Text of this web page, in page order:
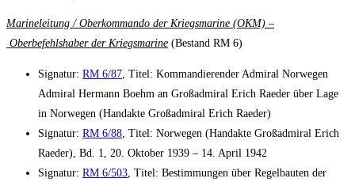
Marineleitung / Oberkommando der Kriegsmarine (OKM) –
Oberbefehlshaber der Kriegsmarine (Bestand RM 6)
Signatur: RM 6/87, Titel: Kommandierender Admiral Norwegen
Admiral Hermann Boehm an Großadmiral Erich Raeder über Lage
in Norwegen (Handakte Großadmiral Erich Raeder)
Signatur: RM 6/88, Titel: Norwegen (Handakte Großadmiral Erich
Raeder), Bd. 1, 20. Oktober 1939 – 14. April 1942
Signatur: RM 6/503, Titel: Bestimmungen über Regelbauten der